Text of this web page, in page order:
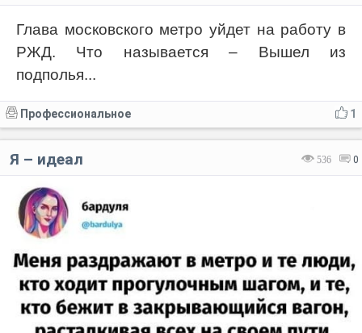
Глава московского метро уйдет на работу в
РЖД. Что называется – Вышел из
подполья...
1
Профессиональное
536 0
Я – идеал